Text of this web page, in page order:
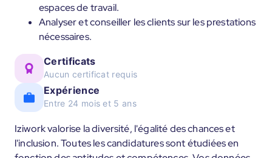
espaces de travail.
Analyser et conseiller les clients sur les prestations
nécessaires.
Certificats
Aucun certificat requis
Expérience
Entre 24 mois et 5 ans
Iziwork valorise la diversité, l'égalité des chances et
l'inclusion. Toutes les candidatures sont étudiées en